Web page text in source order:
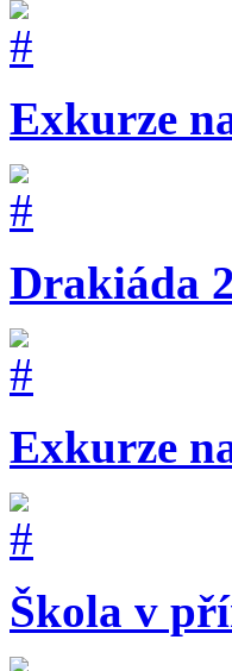
Exkurze
Drakiáda
Exkurze
Škola v